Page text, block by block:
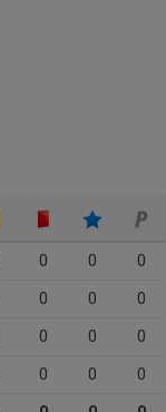
0 0
0
0 0
0
0 0
0
0 0
0